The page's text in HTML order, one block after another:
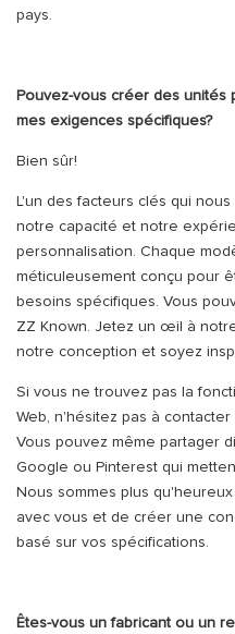
pays.
Pouvez-vous créer des
mes exigences spécifiques?
Bien sûr!
L'un des facteurs clés qui
notre capacité et notre
personnalisation. Chaque
méticuleusement conçu pour
besoins spécifiques. Vous
ZZ Known. Jetez un œil à
notre conception et soyez
Si vous ne trouvez pas la
Web, n'hésitez pas à
Vous pouvez même partager
Google ou Pinterest qui
Nous sommes plus
avec vous et de créer une
basé sur vos spécifications.
Êtes-vous un fabricant ou un